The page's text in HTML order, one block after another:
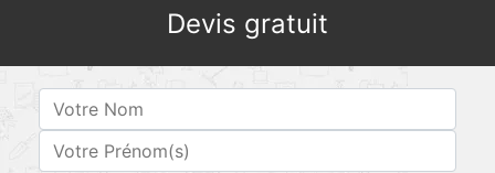
Devis gratuit